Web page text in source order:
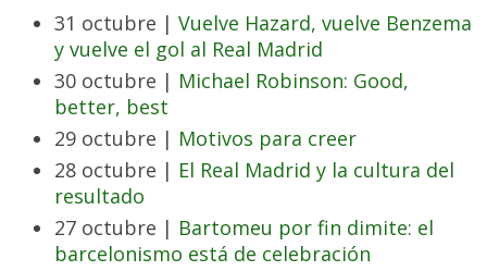
31 octubre | Vuelve Hazard, vuelve Benzema
y vuelve el gol al Real Madrid
30 octubre | Michael Robinson: Good,
better, best
29 octubre | Motivos para creer
28 octubre | El Real Madrid y la cultura del
resultado
27 octubre | Bartomeu por fin dimite: el
barcelonismo está de celebración